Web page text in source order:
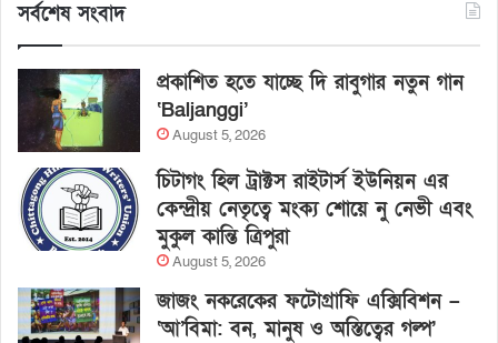
সর্বশেষ সংবাদ
প্রকাশিত হতে যাচ্ছে দি রাবুগার নতুন গান
‘Baljanggi’
August 5, 2026
চিটাগং হিল ট্রাক্টস রাইটার্স ইউনিয়ন এর
কেন্দ্রীয় নেতৃত্বে মংক্য শোয়ে নু নেভী এবং
মুকুল কান্তি ত্রিপুরা
August 5, 2026
জাজং নকরেকের ফটোগ্রাফি এক্সিবিশন –
‘আ’বিমা: বন, মানুষ ও অস্তিত্বের গল্প’